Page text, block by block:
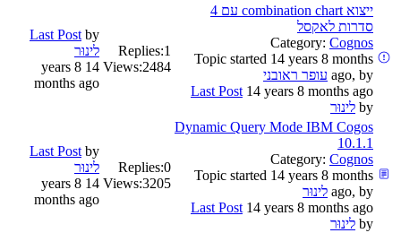
ייצוא combination chart עם 4
סדרות לאקסל
Category: Cognos
Topic started 14 years 8 months
ago, by עופר ראובני
Last Post 14 years 8 months ago
by לינוּר
Replies:1
Views:2484
Last Post by
לינוּר
14 years 8
months ago
Dynamic Query Mode IBM Cogos
10.1.1
Category: Cognos
Topic started 14 years 8 months
ago, by לינוּר
Last Post 14 years 8 months ago
by לינוּר
Replies:0
Views:3205
Last Post by
לינוּר
14 years 8
months ago